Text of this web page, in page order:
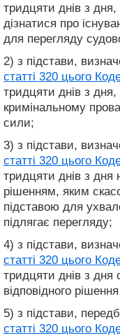
тридцяти днів з
дізнатися про
для перегляду
2) з підстави,
статті 320 цього
тридцяти днів з
кримінальному
сили;
3) з підстави,
статті 320 цього
тридцяти днів з дня
рішенням, яким
підставою для
підлягає перегляду;
4) з підстави,
статті 320 цього
тридцяти днів з дня
відповідного
5) з підстави,
статті 320 цього